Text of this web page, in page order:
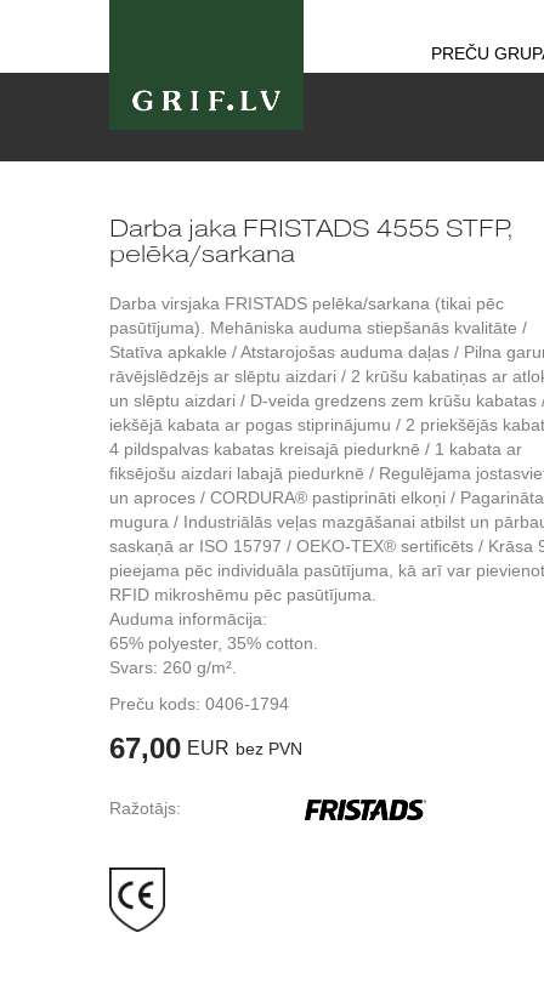
PREČU
Darba jaka FRISTADS 4555 STFP,
pelēka/sarkana
Darba virsjaka FRISTADS pelēka/sarkana (tikai pēc
pasūtījuma). Mehāniska auduma stiepšanās kvalitāte /
Statīva apkakle / Atstarojošas auduma daļas / Pilna
rāvējslēdzējs ar slēptu aizdari / 2 krūšu kabatiņas ar
un slēptu aizdari / D-veida gredzens zem krūšu kabatas
iekšējā kabata ar pogas stiprinājumu / 2 priekšējās
4 pildspalvas kabatas kreisajā piedurknē / 1 kabata ar
fiksējošu aizdari labajā piedurknē / Regulējama
un aproces / CORDURA® pastiprināti elkoņi / Pagarināta
mugura / Industriālās veļas mazgāšanai atbilst un
saskaņā ar ISO 15797 / OEKO-TEX® sertificēts / Krāsa
pieejama pēc individuāla pasūtījuma, kā arī var pievienot
RFID mikroshēmu pēc pasūtījuma.
Auduma informācija:
65% polyester, 35% cotton.
Svars: 260 g/m².
Preču kods: 0406-1794
67,00 EUR bez PVN
Ražotājs: